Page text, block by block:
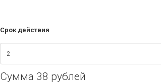
Срок действия
Сумма 38 рублей